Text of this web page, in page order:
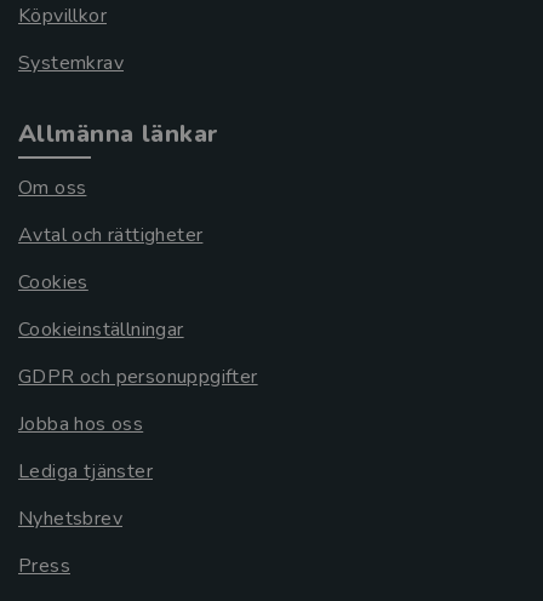
Köpvillkor
Systemkrav
Allmänna länkar
Om oss
Avtal och rättigheter
Cookies
Cookieinställningar
GDPR och personuppgifter
Jobba hos oss
Lediga tjänster
Nyhetsbrev
Press